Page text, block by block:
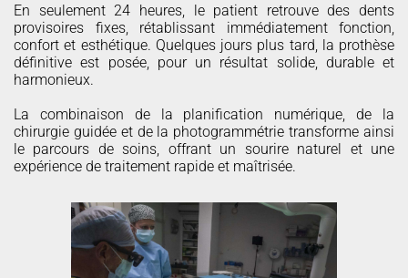
En seulement 24 heures, le patient retrouve des dents
provisoires fixes, rétablissant immédiatement fonction,
confort et esthétique. Quelques jours plus tard, la prothèse
définitive est posée, pour un résultat solide, durable et
harmonieux.
La combinaison de la planification numérique, de la
chirurgie guidée et de la photogrammétrie transforme ainsi
le parcours de soins, offrant un sourire naturel et une
expérience de traitement rapide et maîtrisée.